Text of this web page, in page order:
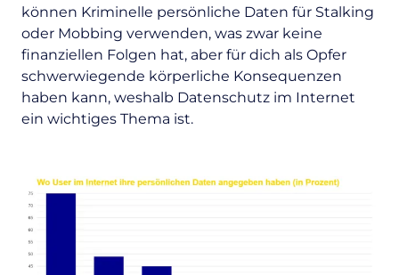
können Kriminelle persönliche Daten für Stalking
oder Mobbing verwenden, was zwar keine
finanziellen Folgen hat, aber für dich als Opfer
schwerwiegende körperliche Konsequenzen
haben kann, weshalb Datenschutz im Internet
ein wichtiges Thema ist.